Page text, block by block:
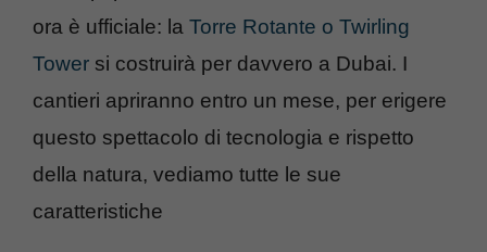
ora è ufficiale: la Torre Rotante o Twirling
Tower si costruirà per davvero a Dubai. I
cantieri apriranno entro un mese, per erigere
questo spettacolo di tecnologia e rispetto
della natura, vediamo tutte le sue
caratteristiche